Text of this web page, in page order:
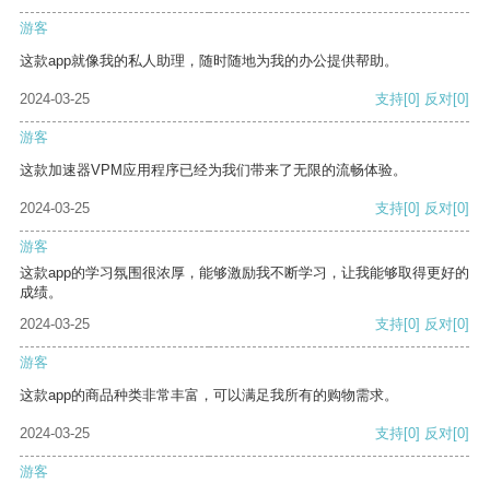
游客
这款app就像我的私人助理，随时随地为我的办公提供帮助。
2024-03-25 支持[0] 反对[0]
游客
这款加速器VPM应用程序已经为我们带来了无限的流畅体验。
2024-03-25 支持[0] 反对[0]
游客
这款app的学习氛围很浓厚，能够激励我不断学习，让我能够取得更好的
成绩。
2024-03-25
支持[0] 反对[0]
游客
这款app的商品种类非常丰富，可以满足我所有的购物需求。
2024-03-25 支持[0] 反对[0]
游客